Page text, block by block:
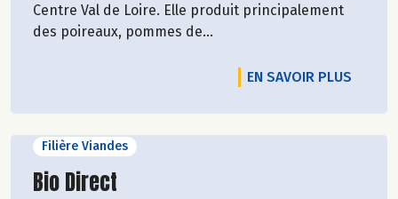
Centre Val de Loire. Elle produit principalement
des poireaux, pommes de...
EN SAVOIR PLUS
Filière Viandes
Découvrir le producteur
Bio Direct